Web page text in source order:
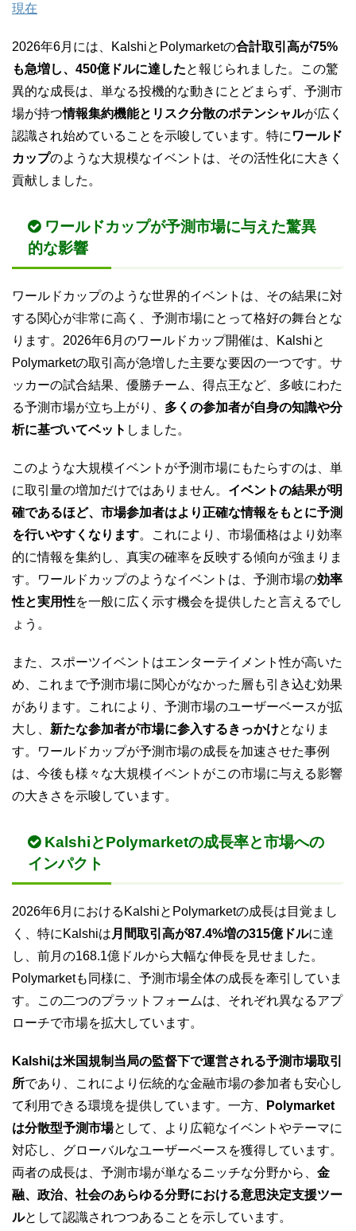
現在
2026年6月には、KalshiとPolymarketの合計取引高が75%
も急増し、450億ドルに達したと報じられました。この驚
異的な成長は、単なる投機的な動きにとどまらず、予測市
場が持つ情報集約機能とリスク分散のポテンシャルが広く
認識され始めていることを示唆しています。特に ワールド
カップのような大規模なイベントは、その活性化に大きく
貢献しました。
ワールドカップが予測市場に与えた驚異
的な影響
ワールドカップのような世界的イベントは、その結果に対
する関心が非常に高く、予測市場にとって格好の舞台とな
ります。2026年6月のワールドカップ開催は、Kalshiと
Polymarketの取引高が急増した主要な要因の一つです。サ
ッカーの試合結果、優勝チーム、得点王など、多岐にわた
る予測市場が立ち上がり、 多くの参加者が自身の知識や分
析に基づいてベット しました。
このような大規模イベントが予測市場にもたらすのは、単
に取引量の増加だけではありません。 イベントの結果が明
確であるほど、市場参加者はより正確な情報をもとに予測
を行いやすくなります。これにより、市場価格はより効率
的に情報を集約し、真実の確率を反映する傾向が強まりま
す。ワールドカップのようなイベントは、予測市場の効率
性と実用性を一般に広く示す機会を提供したと言えるでし
ょう。
また、スポーツイベントはエンターテイメント性が高いた
め、これまで予測市場に関心がなかった層も引き込む効果
があります。これにより、予測市場のユーザーベースが拡
大し、 新たな参加者が市場に参入するきっかけとなりま
す。ワールドカップが予測市場の成長を加速させた事例
は、今後も様々な大規模イベントがこの市場に与える影響
の大きさを示唆しています。
KalshiとPolymarketの成長率と市場への
インパクト
2026年6月におけるKalshiとPolymarketの成長は目覚まし
く、特にKalshiは 月間取引高が87.4%増の315億ドルに達
し、前月の168.1億ドルから大幅な伸長を見せました。
Polymarketも同様に、予測市場全体の成長を牽引していま
す。この二つのプラットフォームは、それぞれ異なるアプ
ローチで市場を拡大しています。
Kalshiは米国規制当局の監督下で運営される予測市場取引
所であり、これにより伝統的な金融市場の参加者も安心し
て利用できる環境を提供しています。一方、
Polymarket
は分散型予測市場として、より広範なイベントやテーマに
対応し、グローバルなユーザーベースを獲得しています。
両者の成長は、予測市場が単なるニッチな分野から、 金
融、政治、社会のあらゆる分野における意思決定支援ツー
ルとして認識されつつあることを示しています。